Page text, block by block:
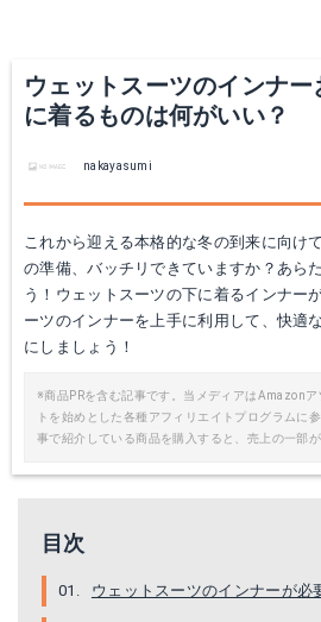
ウェットスーツのインナ
に着るものは何がいい？
nakayasumi
これから迎える本格的な冬の到来に向け
の準備、バッチリできていますか？あら
う！ウェットスーツの下に着るインナー
ーツのインナーを上手に利用して、快適
にしましょう！
※商品PRを含む記事です。当メディアはAmazon
トを始めとした各種アフィリエイトプログラムに
事で紹介している商品を購入すると、売上の一部
目次
ウェットスーツのインナーが必
Yahoo!ショッピングで見る
P２ヒートロン フードベスト
Amazonで詳細を見る